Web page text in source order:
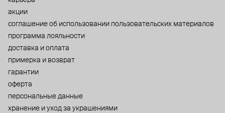
акции
cоглашение об использовании пользовательских материалов
программа лояльности
доставка и оплата
примерка и возврат
гарантии
оферта
персональные данные
хранение и уход за украшениями